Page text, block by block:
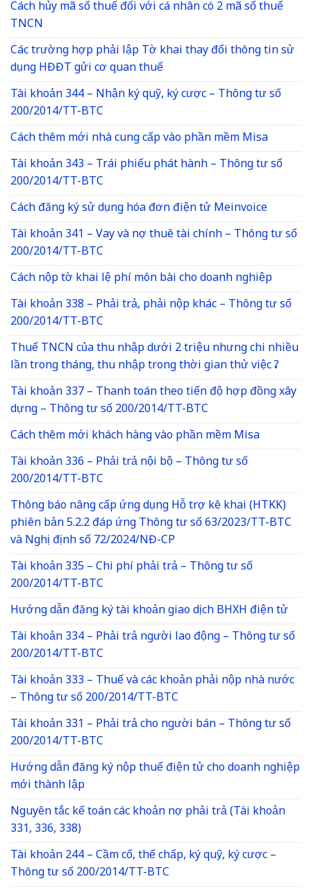
Cách hủy mã số thuế đối với cá nhân có 2 mã số thuế
TNCN
Các trường hợp phải lập Tờ khai thay đổi thông tin sử
dụng HĐĐT gửi cơ quan thuế
Tài khoản 344 – Nhận ký quỹ, ký cược – Thông tư số
200/2014/TT-BTC
Cách thêm mới nhà cung cấp vào phần mềm Misa
Tài khoản 343 – Trái phiếu phát hành – Thông tư số
200/2014/TT-BTC
Cách đăng ký sử dụng hóa đơn điện tử Meinvoice
Tài khoản 341 – Vay và nợ thuê tài chính – Thông tư số
200/2014/TT-BTC
Cách nộp tờ khai lệ phí môn bài cho doanh nghiệp
Tài khoản 338 – Phải trả, phải nộp khác – Thông tư số
200/2014/TT-BTC
Thuế TNCN của thu nhập dưới 2 triệu nhưng chi nhiều
lần trong tháng, thu nhập trong thời gian thử việc ?
Tài khoản 337 – Thanh toán theo tiến độ hợp đồng xây
dựng – Thông tư số 200/2014/TT-BTC
Cách thêm mới khách hàng vào phần mềm Misa
Tài khoản 336 – Phải trả nội bộ – Thông tư số
200/2014/TT-BTC
Thông báo nâng cấp ứng dụng Hỗ trợ kê khai (HTKK)
phiên bản 5.2.2 đáp ứng Thông tư số 63/2023/TT-BTC
và Nghị định số 72/2024/NĐ-CP
Tài khoản 335 – Chi phí phải trả – Thông tư số
200/2014/TT-BTC
Hướng dẫn đăng ký tài khoản giao dịch BHXH điện tử
Tài khoản 334 – Phải trả người lao động – Thông tư số
200/2014/TT-BTC
Tài khoản 333 – Thuế và các khoản phải nộp nhà nước
– Thông tư số 200/2014/TT-BTC
Tài khoản 331 – Phải trả cho người bán – Thông tư số
200/2014/TT-BTC
Hướng dẫn đăng ký nộp thuế điện tử cho doanh nghiệp
mới thành lập
Nguyên tắc kế toán các khoản nợ phải trả (Tài khoản
331, 336, 338)
Tài khoản 244 – Cầm cố, thế chấp, ký quỹ, ký cược –
Thông tư số 200/2014/TT-BTC